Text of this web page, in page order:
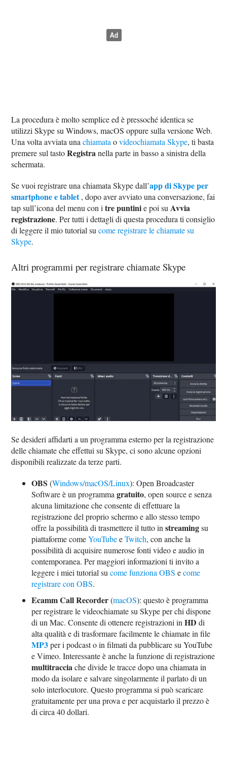
La procedura è molto semplice ed è pressoché identica se
utilizzi Skype su Windows, macOS oppure sulla versione Web.
Una volta avviata unachiamata ovideochiamata Skype, ti basta
premere sul tastoRegistranella parte in basso a sinistra della
schermata.
Se vuoi registrare una chiamata Skype dall’app di Skype per
smartphone e tablet, dopo aver avviato una conversazione, fai
tap sull’icona del menu con itre puntinie poi su Avvia
registrazione. Per tutti i dettagli di questa procedura ti consiglio
di leggere il mio tutorial sucome registrare le chiamate su
Skype.
Altri programmi per registrare chiamate Skype
Se desideri affidarti a un programma esterno per la registrazione
delle chiamate che effettui su Skype, ci sono alcune opzioni
disponibili realizzate da terze parti.
OBS (Windows/macOS/Linux): Open Broadcaster
Software è un programmagratuito, open source e senza
alcuna limitazione che consente di effettuare la
registrazione del proprio schermo e allo stesso tempo
offre la possibilità di trasmettere il tutto instreamingsu
piattaforme comeYouTubeeTwitch, con anche la
possibilità di acquisire numerose fonti video e audio in
contemporanea. Per maggiori informazioni ti invito a
leggere i miei tutorial sucome funziona OBS ecome
registrare con OBS.
Ecamm Call Recorder(macOS): questo è programma
per registrare le videochiamate su Skype per chi dispone
di un Mac. Consente di ottenere registrazioni inHD di
alta qualità e di trasformare facilmente le chiamate in file
MP3per i podcast o in filmati da pubblicare su YouTube
e Vimeo. Interessante è anche la funzione di registrazione
multitracciache divide le tracce dopo una chiamata in
modo da isolare e salvare singolarmente il parlato di un
solo interlocutore. Questo programma si può scaricare
gratuitamente per una prova e per acquistarlo il prezzo è
di circa 40 dollari.